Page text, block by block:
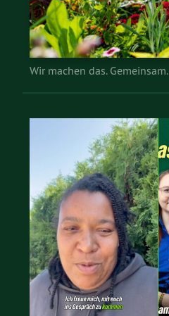
Wir machen das. Gemeinsam.